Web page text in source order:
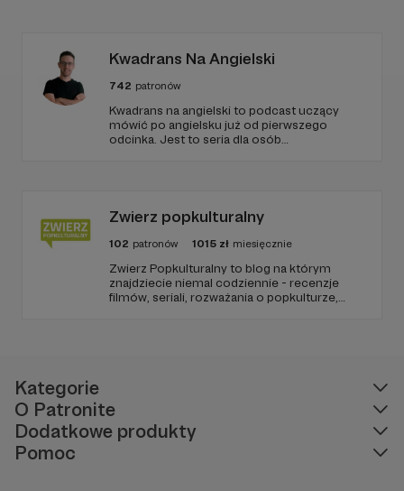
Kwadrans Na Angielski
742 patronów
Kwadrans na angielski to podcast uczący
mówić po angielsku już od pierwszego
odcinka. Jest to seria dla osób
nowego odcinka co czwartek.
Zwierz popkulturalny
102 patronów 1015 zł miesięcznie
Zwierz Popkulturalny to blog na którym
znajdziecie niemal codziennie - recenzje
filmów, seriali, rozważania o popkulturze,
Kategorie
O Patronite
Dodatkowe produkty
Pomoc